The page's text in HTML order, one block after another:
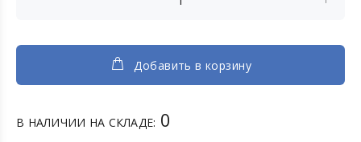
Добавить в корзину
В НАЛИЧИИ НА СКЛАДЕ: 0